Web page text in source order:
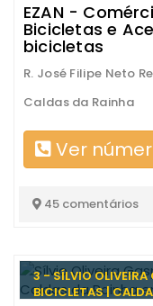
EZAN -
Bicicletas e
bicicletas
R. José Filipe Neto
Caldas da Rainha
Ver
45 comentários
3 - SÍLVIO OLIVEIRA
BICICLETAS |